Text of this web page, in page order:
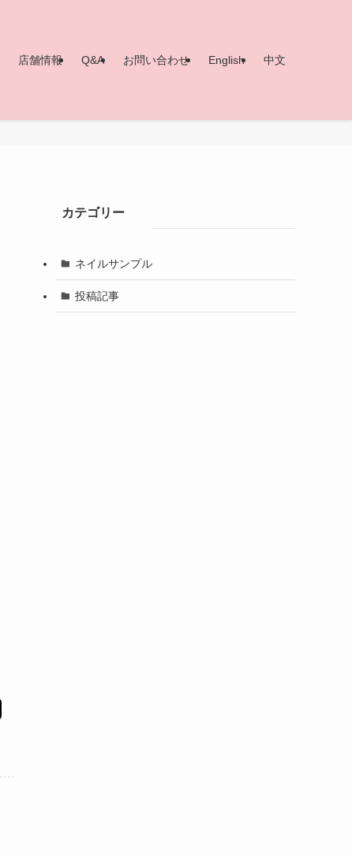
店舗情報 Q&A お問い合わせ English 中文
カテゴリー
ネイルサンプル
投稿記事